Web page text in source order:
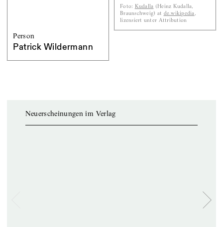
Person
Patrick Wildermann
Foto: Kudalla (Heinz Kudalla,
Braunschweig) at de.wikipedia,
lizensiert unter Attribution
Neuerscheinungen im Verlag